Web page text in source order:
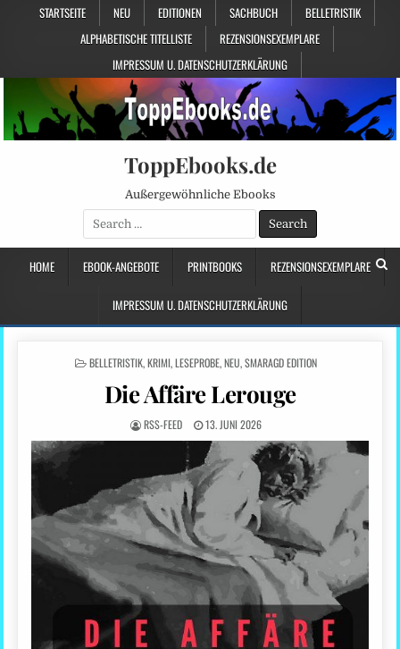
STARTSEITE NEU EDITIONEN SACHBUCH
BELLETRISTIK
ALPHABETISCHE TITELLISTE
REZENSIONSEXEMPLARE
IMPRESSUM U. DATENSCHUTZERKLÄRUNG
ToppEbooks.de
Außergewöhnliche Ebooks
Search
for:
HOME EBOOK-ANGEBOTE PRINTBOOKS REZENSIONSEXEMPLARE
IMPRESSUM U. DATENSCHUTZERKLÄRUNG
POSTED
BELLETRISTIK,KRIMI,LESEPROBE,NEU,SMARAGD EDITION
Die Affäre Lerouge
RSS-FEED 13. JUNI 2026